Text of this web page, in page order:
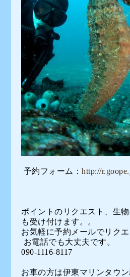
予約フォーム：http://
ポイントのリクエスト、生
も受け付けます。。
お気軽に予約メールでリク
お電話でも大丈夫です。
090-1116-8117
お車の方は伊東マリンタウ